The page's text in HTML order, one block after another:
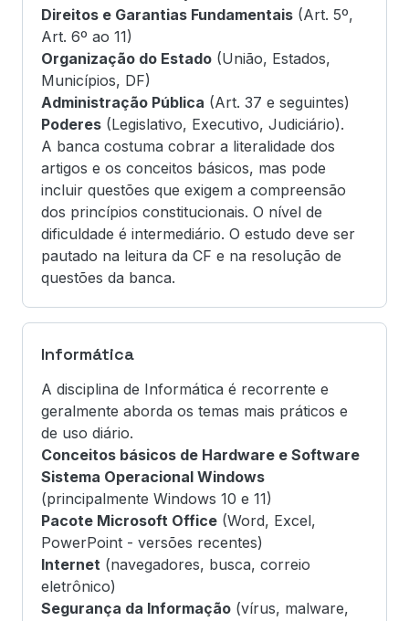
Direitos e Garantias Fundamentais (Art. 5º,
Art. 6º ao 11)
Organização do Estado (União, Estados,
Municípios, DF)
Administração Pública (Art. 37 e seguintes)
Poderes (Legislativo, Executivo, Judiciário).
A banca costuma cobrar a literalidade dos
artigos e os conceitos básicos, mas pode
incluir questões que exigem a compreensão
dos princípios constitucionais. O nível de
dificuldade é intermediário. O estudo deve ser
pautado na leitura da CF e na resolução de
questões da banca.
Informática
A disciplina de Informática é recorrente e
geralmente aborda os temas mais práticos e
de uso diário.
Conceitos básicos de Hardware e Software
Sistema Operacional Windows
(principalmente Windows 10 e 11)
Pacote Microsoft Office (Word, Excel,
PowerPoint - versões recentes)
Internet (navegadores, busca, correio
eletrônico)
Segurança da Informação (vírus, malware,